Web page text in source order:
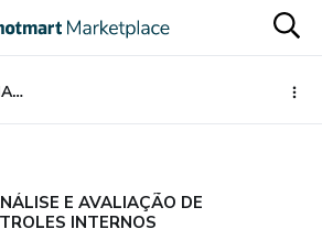
(3) ANÁLISE E AVALIAÇÃO DE CONTROLES INTERNOS
E AVALIAÇÃO DE
INTERNOS